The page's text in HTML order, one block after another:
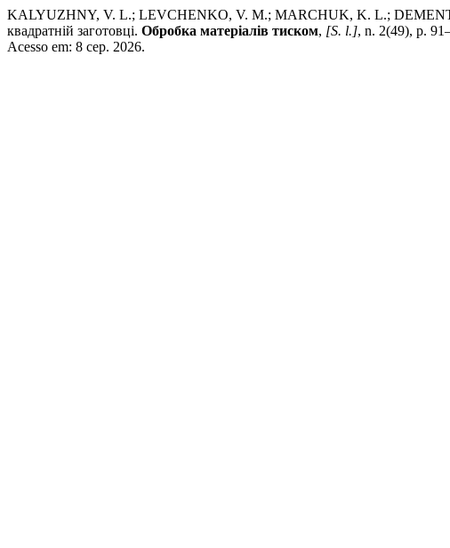
KALYUZHNY, V. L.; LEVCHENKO, V. M.; MARCHUK, K. L.;
квадратній заготовці. Обробка матеріалів тиском, [S. l.], n. 2(49), p.
Acesso em: 8 сер. 2026.